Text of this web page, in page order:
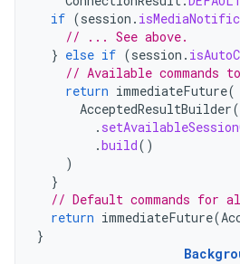
if (session .
// ... See above.
} else if (session .
// Available commands
return immediateFuture(
AcceptedResultBuilder(
.
.build()
)
}
// Default commands for
return immediateFuture(
}